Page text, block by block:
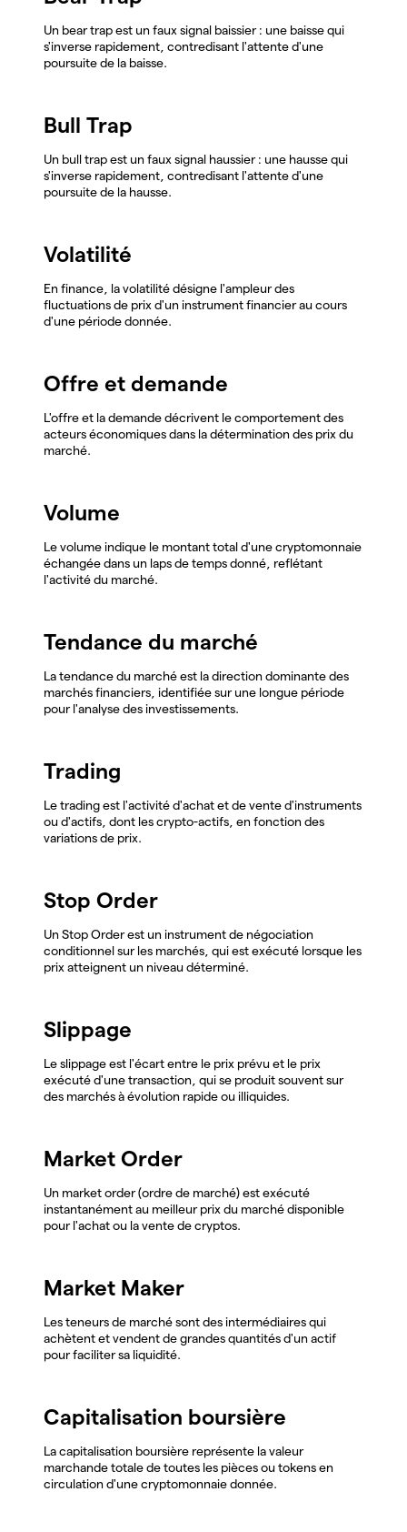
Un bear trap est un faux signal baissier : une baisse qui
s'inverse rapidement, contredisant l'attente d'une
poursuite de la baisse.
Bull Trap
Un bull trap est un faux signal haussier : une hausse qui
s'inverse rapidement, contredisant l'attente d'une
poursuite de la hausse.
Volatilité
En finance, la volatilité désigne l'ampleur des
fluctuations de prix d'un instrument financier au cours
d'une période donnée.
Offre et demande
L'offre et la demande décrivent le comportement des
acteurs économiques dans la détermination des prix du
marché.
Volume
Le volume indique le montant total d'une cryptomonnaie
échangée dans un laps de temps donné, reflétant
l'activité du marché.
Tendance du marché
La tendance du marché est la direction dominante des
marchés financiers, identifiée sur une longue période
pour l'analyse des investissements.
Trading
Le trading est l'activité d'achat et de vente d'instruments
ou d'actifs, dont les crypto-actifs, en fonction des
variations de prix.
Stop Order
Un Stop Order est un instrument de négociation
conditionnel sur les marchés, qui est exécuté lorsque les
prix atteignent un niveau déterminé.
Slippage
Le slippage est l'écart entre le prix prévu et le prix
exécuté d'une transaction, qui se produit souvent sur
des marchés à évolution rapide ou illiquides.
Market Order
Un market order (ordre de marché) est exécuté
instantanément au meilleur prix du marché disponible
pour l'achat ou la vente de cryptos.
Market Maker
Les teneurs de marché sont des intermédiaires qui
achètent et vendent de grandes quantités d'un actif
pour faciliter sa liquidité.
Capitalisation boursière
La capitalisation boursière représente la valeur
marchande totale de toutes les pièces ou tokens en
circulation d'une cryptomonnaie donnée.